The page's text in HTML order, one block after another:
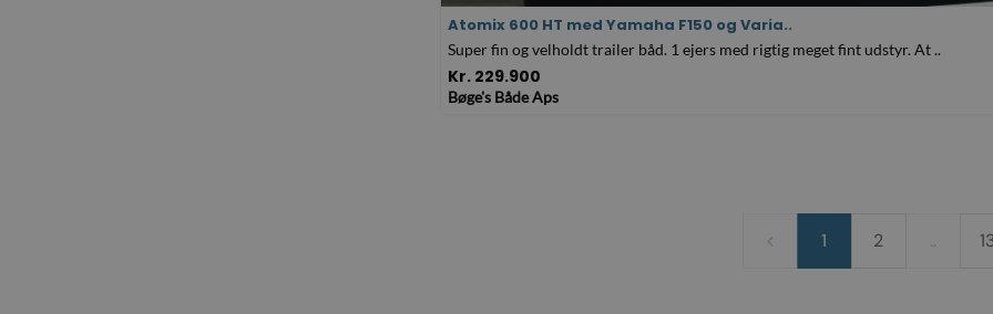
Atomix 600 HT med Yamaha F150 og Varia..
Super fin og velholdt trailer båd. 1 ejers med rigtig meget fint udstyr. At ..
Kr. 229.900
Bøge's Både Aps
1 2 ..